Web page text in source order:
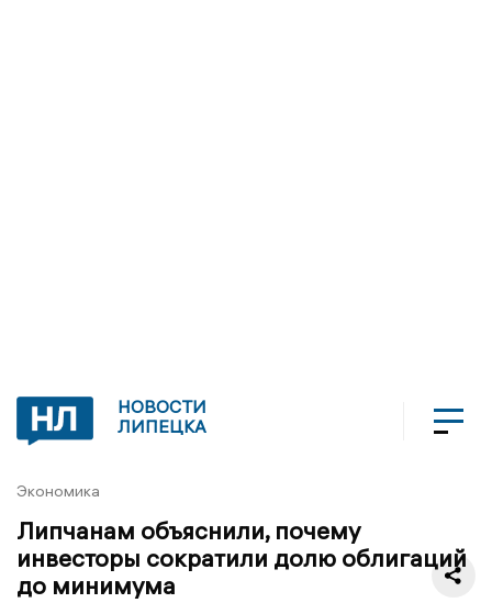
НОВОСТИ
ЛИПЕЦКА
Экономика
Липчанам объяснили, почему
инвесторы сократили долю облигаций
до минимума